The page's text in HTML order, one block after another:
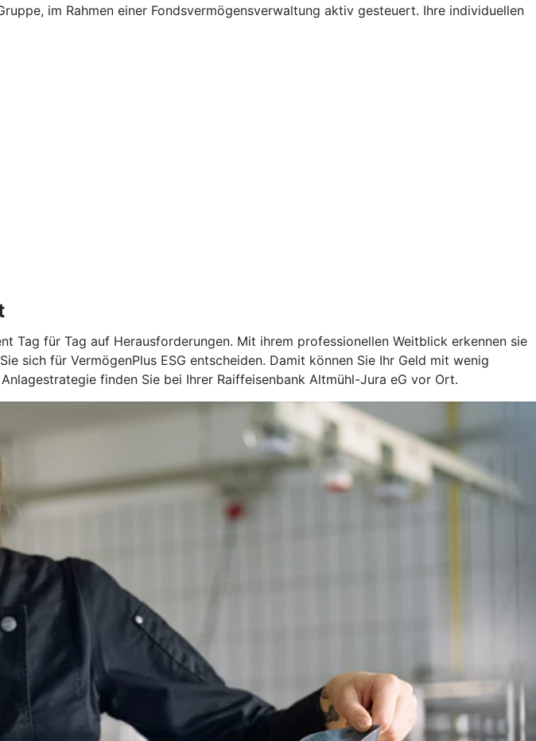
im Rahmen einer Fondsvermögensverwaltung aktiv gesteuert. Ihre individuellen
Tag für Tag auf Herausforderungen. Mit ihrem professionellen Weitblick erkennen sie
sich für VermögenPlus ESG entscheiden. Damit können Sie Ihr Geld mit wenig
finden Sie bei Ihrer Raiffeisenbank Altmühl-Jura eG vor Ort.